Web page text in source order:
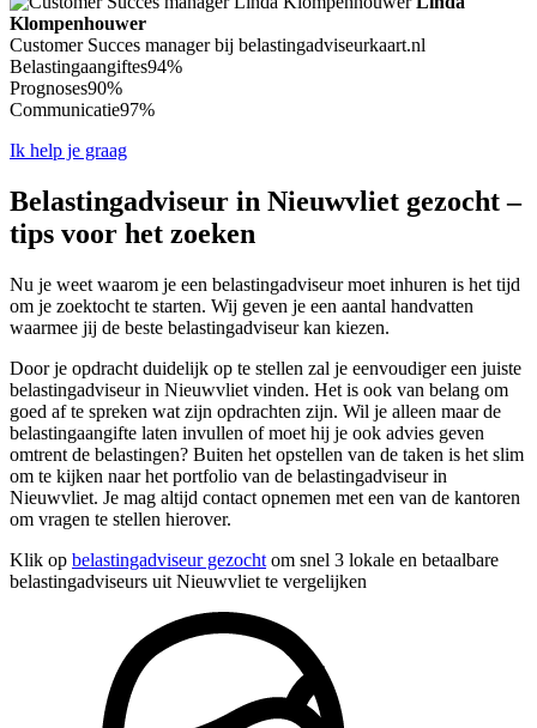
Klompenhouwer
Customer Succes manager bij belastingadviseurkaart.nl
Belastingaangiftes94%
Prognoses90%
Communicatie97%
Ik help je graag
Belastingadviseur in Nieuwvliet gezocht –
tips voor het zoeken
Nu je weet waarom je een belastingadviseur moet inhuren is het tijd
om je zoektocht te starten. Wij geven je een aantal handvatten
waarmee jij de beste belastingadviseur kan kiezen.
Door je opdracht duidelijk op te stellen zal je eenvoudiger een juiste
belastingadviseur in Nieuwvliet vinden. Het is ook van belang om
goed af te spreken wat zijn opdrachten zijn. Wil je alleen maar de
belastingaangifte laten invullen of moet hij je ook advies geven
omtrent de belastingen? Buiten het opstellen van de taken is het slim
om te kijken naar het portfolio van de belastingadviseur in
Nieuwvliet. Je mag altijd contact opnemen met een van de kantoren
om vragen te stellen hierover.
Klik op belastingadviseur gezocht om snel 3 lokale en betaalbare
belastingadviseurs uit Nieuwvliet te vergelijken